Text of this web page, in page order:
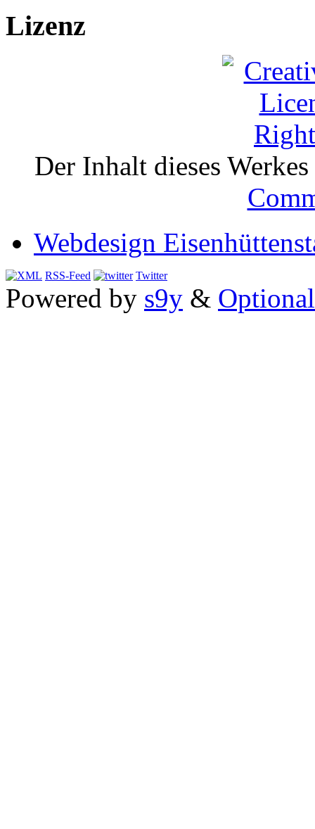
Lizenz
Der Inhalt dieses
Webdesign
RSS-Feed Twitter
Powered by s9y &